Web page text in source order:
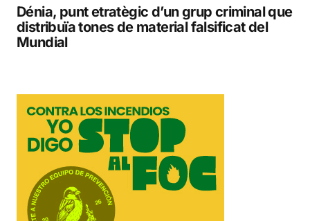
Dénia, punt etratègic d’un grup criminal que
distribuïa tones de material falsificat del
Mundial